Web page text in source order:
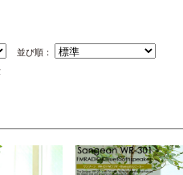
並び順：